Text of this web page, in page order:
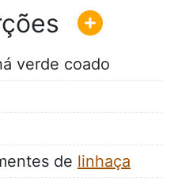
verde coado
de linhaça